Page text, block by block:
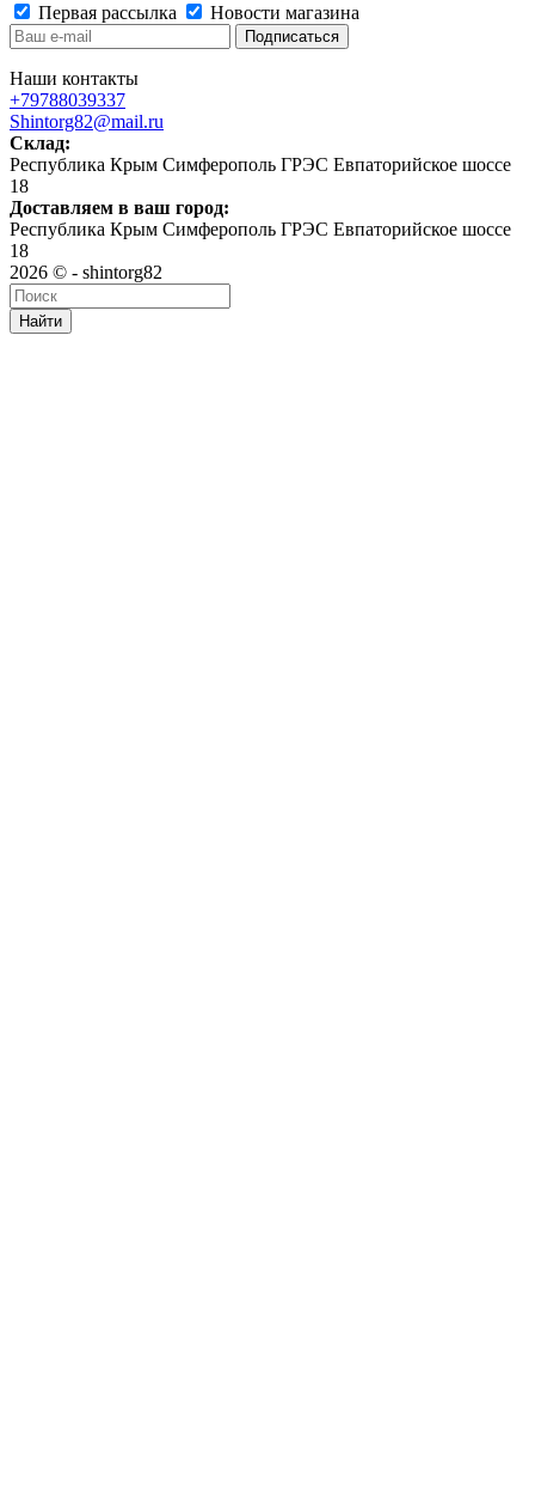
Первая рассылка
Новости магазина
Наши контакты
+79788039337
Shintorg82@mail.ru
Склад:
Республика Крым Симферополь ГРЭС Евпаторийское шоссе
18
Доставляем в ваш город:
Республика Крым Симферополь ГРЭС Евпаторийское шоссе
18
2026 © - shintorg82
Найти